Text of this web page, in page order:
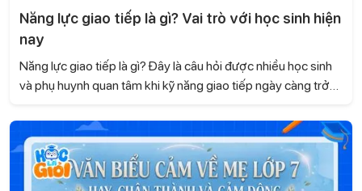
Năng lực giao tiếp là gì? Vai trò với học sinh hiện
nay
Năng lực giao tiếp là gì? Đây là câu hỏi được nhiều học sinh
và phụ huynh quan tâm khi kỹ năng giao tiếp ngày càng trở
các em tự tin khi trao đổi, giao tiếp còn góp phần xây dựng
các mối quan hệ tốt đẹp và phát triển nhiều kỹ năng cần
thiết. Hãy cùng Học là Giỏi tìm hiểu trong bài viết dưới đây.